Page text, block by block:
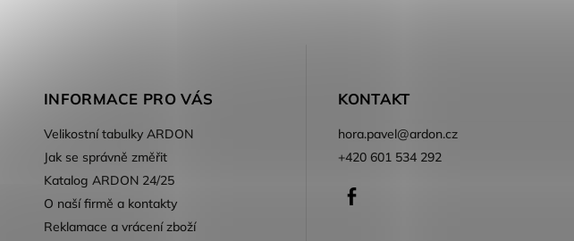
INFORMACE PRO VÁS
Velikostní tabulky ARDON
Jak se správně změřit
Katalog ARDON 24/25
O naší firmě a kontakty
Reklamace a vrácení zboží
KONTAKT
hora.pavel@ardon.cz
+420 601 534 292